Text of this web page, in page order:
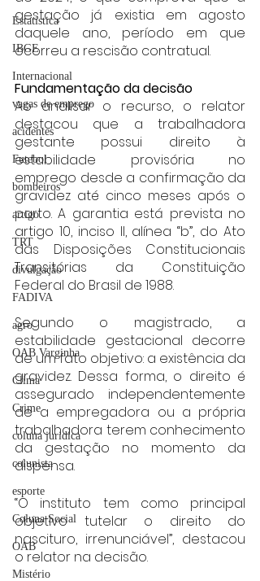
Estatística
IBGE
Internacional
vagas de emprego
acidentes
Futebol
bombeiros
artigo
TRT
divulgação
FADIVA
agro
OAB Varginha
Clima
Crime
coluna juridica
colunista
esporte
Coluna Social
OAB
Mistério
gestação já existia em agosto
daquele ano, período em que
ocorreu a rescisão contratual.
Fundamentação da decisão
Ao analisar o recurso, o relator
destacou que a trabalhadora
gestante possui direito à
estabilidade provisória no
emprego desde a confirmação da
gravidez até cinco meses após o
parto. A garantia está prevista no
artigo 10, inciso II, alínea “b”, do Ato
das Disposições Constitucionais
Transitórias da Constituição
Federal do Brasil de 1988.
Segundo o magistrado, a
estabilidade gestacional decorre
de um fato objetivo: a existência da
gravidez. Dessa forma, o direito é
assegurado independentemente
de a empregadora ou a própria
trabalhadora terem conhecimento
da gestação no momento da
dispensa.
“O instituto tem como principal
objetivo tutelar o direito do
nascituro, irrenunciável”, destacou
o relator na decisão.